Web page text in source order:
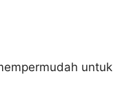
untuk